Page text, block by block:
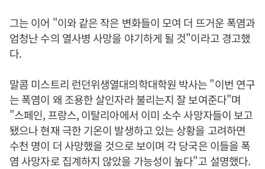
그는 이어 "이와 같은 작은 변화들이 모여 더 뜨거운 폭염과
엄청난 수의 열사병 사망을 야기하게 될 것"이라고 경고했
다.
말콤 미스트리 런던위생열대의학대학원 박사는 "이번 연구
는 폭염이 왜 조용한 살인자라 불리는지 잘 보여준다"며
"스페인, 프랑스, 이탈리아에서 이미 소수 사망자들이 보고
됐으나 현재 극한 기온이 발생하고 있는 상황을 고려하면
수천 명이 더 사망했을 것으로 보이며 각 당국은 이들을 폭
염 사망자로 집계하지 않았을 가능성이 높다"고 설명했다.